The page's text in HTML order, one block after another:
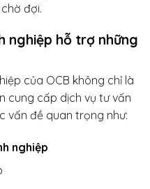
đợi.
nghiệp hỗ trợ những
của OCB không chỉ là
cung cấp dịch vụ tư vấn
vấn đề quan trọng như:
nghiệp